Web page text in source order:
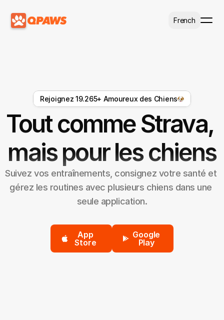
French
Suivez vos entraînements, consignez votre santé et
gérez les routines avec plusieurs chiens dans une
seule application.
Tout comme Strava,
mais pour les chiens
App
Store
Google
Play
Rejoignez 19.265+ Amoureux des Chiens